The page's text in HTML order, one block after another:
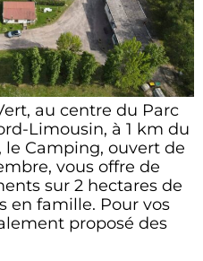
au centre du Parc
Limousin, à 1 km du
Camping, ouvert de
vous offre de
sur 2 hectares de
en famille. Pour vos
proposé des